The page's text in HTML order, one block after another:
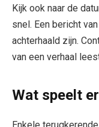
Kijk ook naar de
snel. Een bericht
achterhaald zijn.
van een verhaal
Wat speelt
Enkele